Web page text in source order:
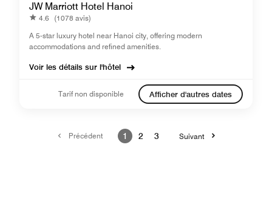
JW Marriott Hotel Hanoi
4.6 (1078 avis)
A 5-star luxury hotel near Hanoi city, offering modern
accommodations and refined amenities.
Voir les détails sur l'hôtel
Tarif non disponible Afficher d'autres dates
Précédent 1 2 3 Suivant